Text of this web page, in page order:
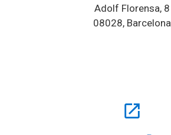
Adolf Florensa, 8
08028, Barcelona
open_in_new